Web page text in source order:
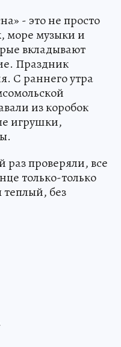
- это не просто
море музыки и
вкладывают
Праздник
С раннего утра
из коробок
игрушки,
раз проверяли, все
только-только
без